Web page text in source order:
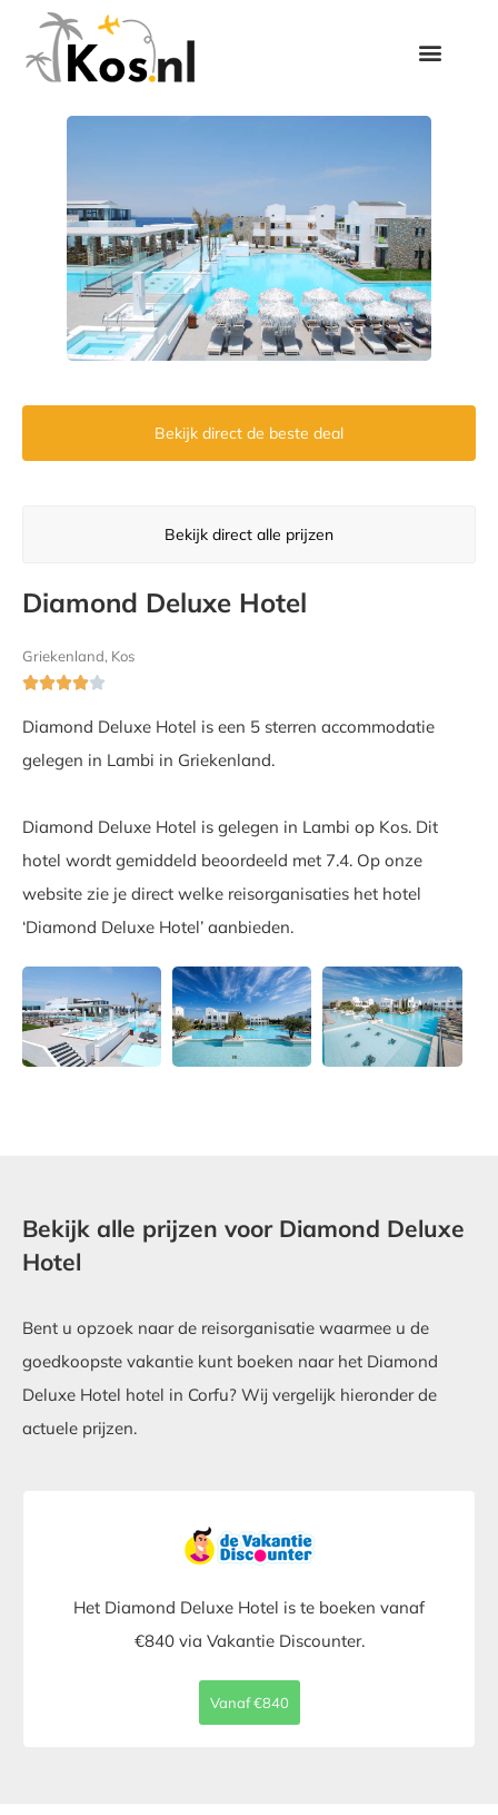
Bekijk direct de beste deal
Bekijk direct alle prijzen
Diamond Deluxe Hotel
Griekenland, Kos

Diamond Deluxe Hotel is een 5 sterren accommodatie
gelegen in Lambi in Griekenland.
Diamond Deluxe Hotel is gelegen in Lambi op Kos. Dit
hotel wordt gemiddeld beoordeeld met 7.4. Op onze
website zie je direct welke reisorganisaties het hotel
‘Diamond Deluxe Hotel’ aanbieden.
Bekijk alle prijzen voor Diamond Deluxe
Hotel
Bent u opzoek naar de reisorganisatie waarmee u de
goedkoopste vakantie kunt boeken naar het Diamond
Deluxe Hotel hotel in Corfu? Wij vergelijk hieronder de
actuele prijzen.
Het Diamond Deluxe Hotel is te boeken vanaf
€840 via Vakantie Discounter.
Vanaf €840